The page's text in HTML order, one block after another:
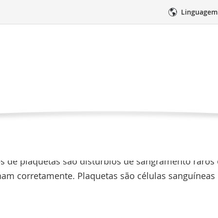
qualitativos de
de plaquetas são distúrbios de sangramento
corretamente. Plaquetas são células